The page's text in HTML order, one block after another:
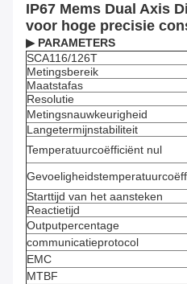
IP67 Mems Dual Axis
voor hoge precisie
▶ PARAMETERS
SCA116/126T
Metingsbereik
Maatstafas
Resolutie
Metingsnauwkeurigheid
Langetermijnstabiliteit
Temperatuurcoëfficiënt nul
Starttijd van het aansteken
Reactietijd
Outputpercentage
communicatieprotocol
EMC
MTBF